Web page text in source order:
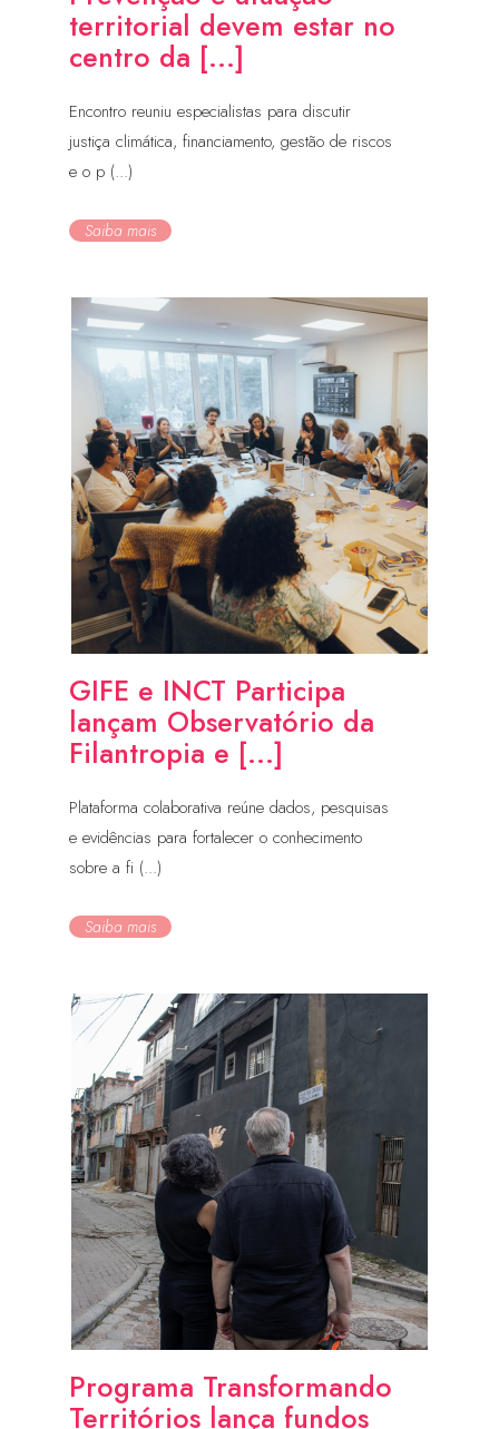
territorial devem estar no
centro da [...]
Encontro reuniu especialistas para discutir
justiça climática, financiamento, gestão de riscos
e o p (...)
Saiba mais
GIFE e INCT Participa
lançam Observatório da
Filantropia e [...]
Plataforma colaborativa reúne dados, pesquisas
e evidências para fortalecer o conhecimento
sobre a fi (...)
Saiba mais
Programa Transformando
Territórios lança fundos